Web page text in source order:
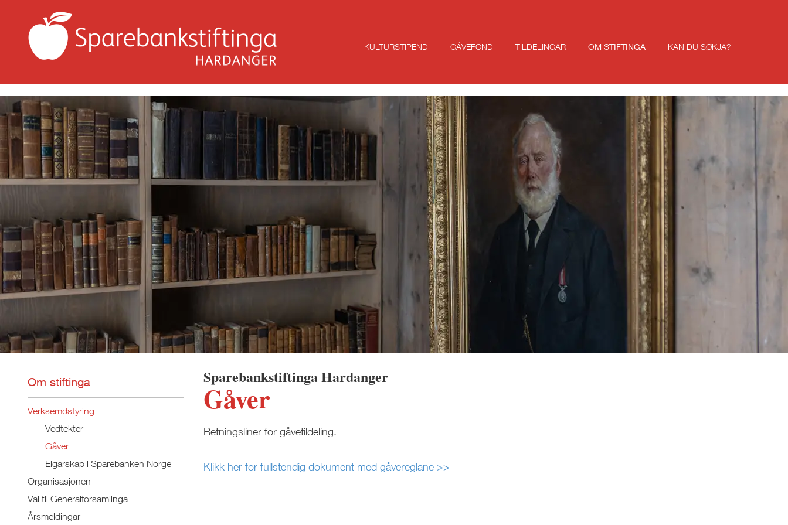
KULTURSTIPEND GÅVEFOND TILDELINGAR OM STIFTINGA KAN DU SØKJA?
Om stiftinga
Verksemdstyring
Vedtekter
Gåver
Eigarskap i Sparebanken Norge
Organisasjonen
Val til Generalforsamlinga
Årsmeldingar
Sparebankstiftinga Hardanger
Gåver
Retningsliner for gåvetildeling.
Klikk her for fullstendig dokument med gåvereglane >>